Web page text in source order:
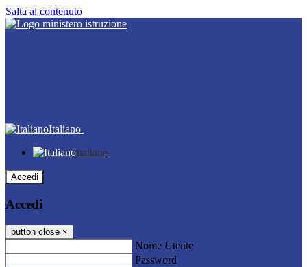
Salta al contenuto
Italiano
Italiano
Accedi
Accedi
button close ×
Nome Utente
Password